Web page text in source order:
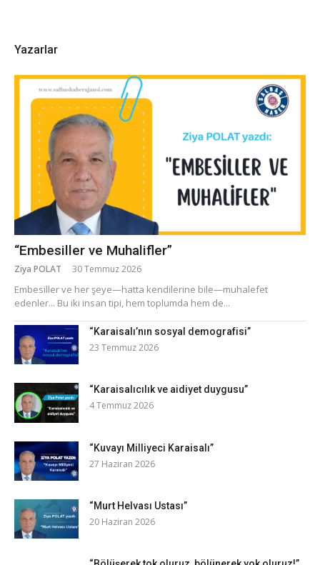
Yazarlar
“Embesiller ve Muhalifler”
Ziya POLAT 30 Temmuz 2026
​Embesiller ve her şeye—hatta kendilerine bile—muhalefet
edenler... Bu iki insan tipi, hem toplumda hem de...
“Karaisalı’nın sosyal demografisi”
23 Temmuz 2026
“Karaisalıcılık ve aidiyet duygusu”
4 Temmuz 2026
“Kuvayı Milliyeci Karaisalı”
27 Haziran 2026
“Murt Helvası Ustası”
20 Haziran 2026